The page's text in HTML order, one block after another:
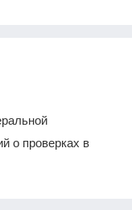
о проверках в